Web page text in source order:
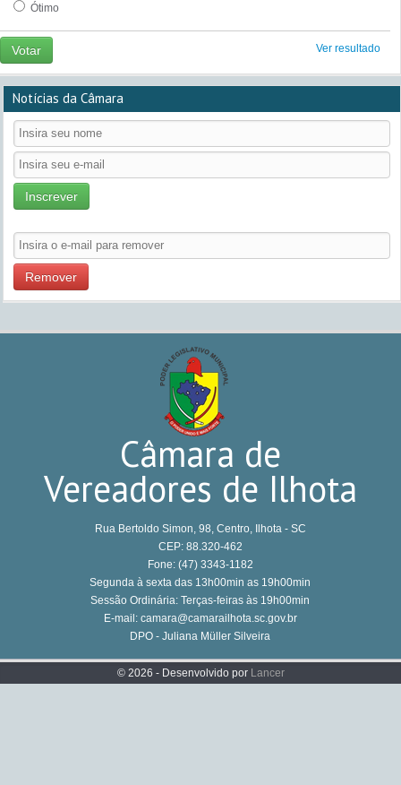
Ótimo
Votar Ver resultado
Notícias da Câmara
Inscrever
Remover
Câmara de
Vereadores de Ilhota
Rua Bertoldo Simon, 98, Centro, Ilhota - SC
CEP: 88.320-462
Fone: (47) 3343-1182
Segunda à sexta das 13h00min as 19h00min
Sessão Ordinária: Terças-feiras às 19h00min
E-mail: camara@camarailhota.sc.gov.br
DPO - Juliana Müller Silveira
© 2026 - Desenvolvido por Lancer